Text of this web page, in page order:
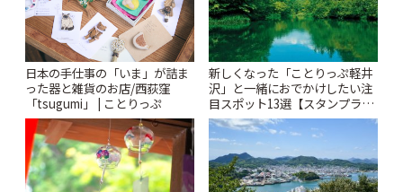
日本の手仕事の「いま」が詰ま
った器と雑貨のお店/西荻窪
「tsugumi」 | ことりっぷ
新しくなった「ことりっぷ軽井
沢」と一緒におでかけしたい注
目スポット13選【スタンプラリ
ー開催中】 | ことりっぷ